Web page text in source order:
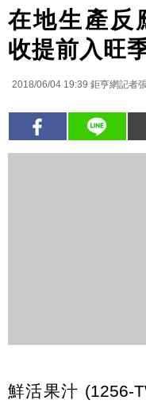
在地生產反
收提前入旺
2018/06/04 19:39 鉅亨網記者
鮮活果汁 (1256-